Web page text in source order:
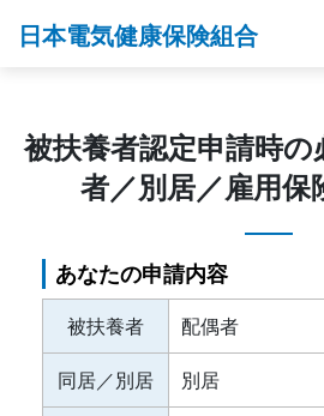
日本電気健康保険組合
被扶養者認定申請時
者／別居／雇用保
あなたの申請内容
被扶養者
配偶者
同居／別居
別居